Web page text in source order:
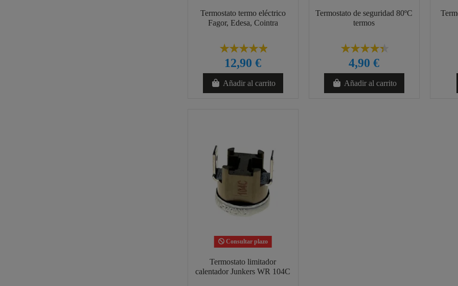
Termostato termo eléctrico
Fagor, Edesa, Cointra
12,90 €
Añadir al carrito
Termostato de seguridad 80ºC
termos
4,90 €
Añadir al carrito
Consultar plazo
Termostato limitador
calentador Junkers WR 104C